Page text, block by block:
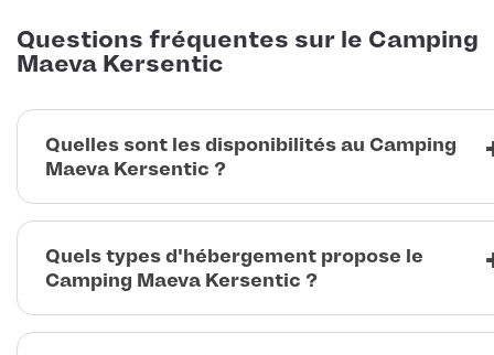
Questions fréquentes sur le Camping
Maeva Kersentic
Quelles sont les disponibilités au Camping
Maeva Kersentic ?
Quels types d'hébergement propose le
Camping Maeva Kersentic ?